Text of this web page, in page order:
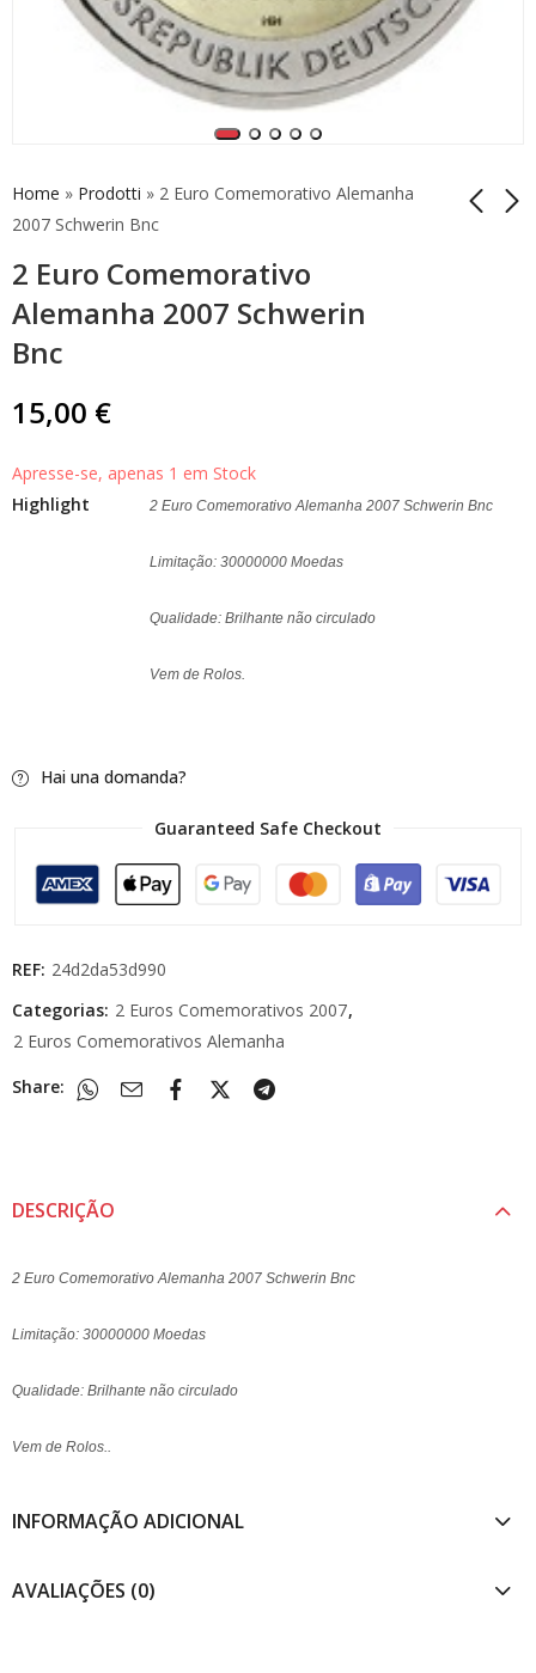
Home » Prodotti » 2 Euro Comemorativo Alemanha
2007 Schwerin Bnc
2 Euro Comemorativo
Alemanha 2007 Schwerin
Bnc
Alemanha 2007
Schwerin Bnc
Holstein J
15,00 €
Apresse-se, apenas 1 em Stock
Highlight
2 Euro Comemorativo Alemanha 2007 Schwerin Bnc
Limitação: 30000000 Moedas
Qualidade: Brilhante não circulado
Vem de Rolos.
Hai una domanda?
Guaranteed Safe Checkout
REF: 24d2da53d990
Categorias: 2 Euros Comemorativos 2007,
2 Euros Comemorativos Alemanha
Share:
DESCRIÇÃO
2 Euro Comemorativo Alemanha 2007 Schwerin Bnc
Limitação: 30000000 Moedas
Qualidade: Brilhante não circulado
Vem de Rolos..
INFORMAÇÃO ADICIONAL
AVALIAÇÕES (0)